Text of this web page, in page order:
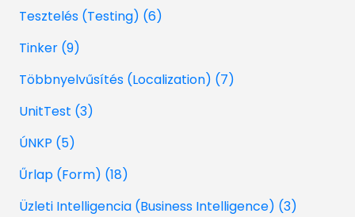
Tesztelés (Testing) (6)
Tinker (9)
Többnyelvűsítés (Localization) (7)
UnitTest (3)
ÚNKP (5)
Űrlap (Form) (18)
Üzleti Intelligencia (Business Intelligence) (3)